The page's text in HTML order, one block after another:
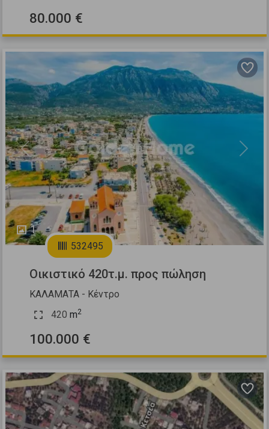
80.000 €
1
Previous Next
532495
Οικιστικό 420τ.μ. προς πώληση
ΚΑΛΑΜΑΤΑ - Κέντρο
420 m2
100.000 €